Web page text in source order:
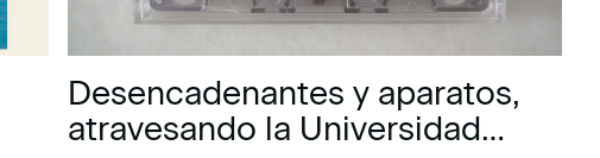
Desencadenantes y aparatos,
atravesando la Universidad